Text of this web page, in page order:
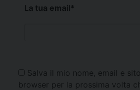
La tua email*
Salva il mio nome, email e
browser per la prossima volta